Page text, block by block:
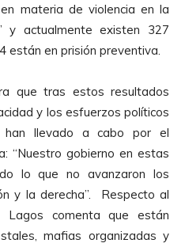
materia de violencia en la
y actualmente existen 327
están en prisión preventiva.
que tras estos resultados
y los esfuerzos políticos
han llevado a cabo por el
“Nuestro gobierno en estas
lo que no avanzaron los
y la derecha”. Respecto al
comenta que están
mafias organizadas y